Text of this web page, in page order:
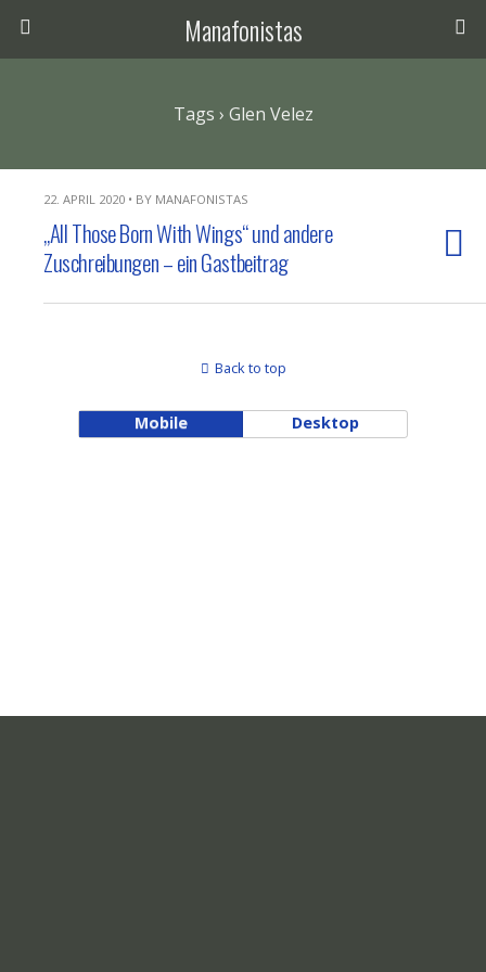
Manafonistas
Tags › Glen Velez
22. APRIL 2020 • BY MANAFONISTAS
„All Those Born With Wings“ und andere
Zuschreibungen – ein Gastbeitrag
Back to top
Mobile Desktop